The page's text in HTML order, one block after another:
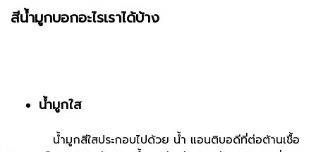
สีน้ำมูกบอกอะไรเราได้บ้าง
น้ำมูกใส
น้ำมูกสีใสประกอบไปด้วย น้ำ แอนติบอดีที่ต่อต้านเชื้อ